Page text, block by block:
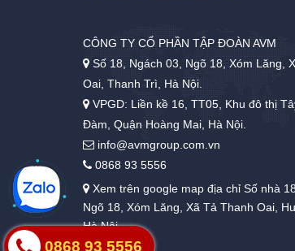
CÔNG TY CỔ PHẦN TẬP ĐOÀN AVM
Số 18, Ngách 03, Ngõ 18, Xóm Lăng,
Oai, Thanh Trì, Hà Nội.
VPGD: Liền kề 16, TT05, Khu đô thị
Đàm, Quận Hoàng Mai, Hà Nội.
info@avmgroup.com.vn
0868 93 5556
Xem trên google map địa chỉ Số nhà
Ngõ 18, Xóm Lăng, Xã Tả Thanh Oai,
Hà Nội
0868 93 5556